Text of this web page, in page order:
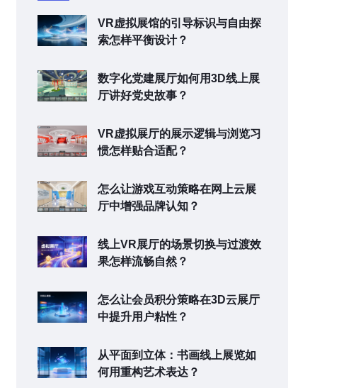
VR虚拟展馆的引导标识与自由探
索怎样平衡设计？
数字化党建展厅如何用3D线上展
厅讲好党史故事？
VR虚拟展厅的展示逻辑与浏览习
惯怎样贴合适配？
怎么让游戏互动策略在网上云展
厅中增强品牌认知？
线上VR展厅的场景切换与过渡效
果怎样流畅自然？
怎么让会员积分策略在3D云展厅
中提升用户粘性？
从平面到立体：书画线上展览如
何用重构艺术表达？